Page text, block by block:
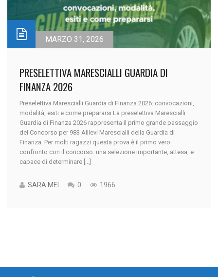
MARZO 31, 2026
PRESELETTIVA MARESCIALLI GUARDIA DI
FINANZA 2026
Preselettiva Marescialli Guardia di Finanza 2026: convocazioni,
modalità, esiti e come prepararsi La preselettiva Marescialli
Guardia di Finanza 2026 rappresenta il primo grande passaggio
del Concorso per 983 Allievi Marescialli della Guardia di
Finanza. Per molti ragazzi questa prova è il primo vero
confronto con il concorso: una selezione importante, attesa, e
capace di determinare [...]
SARA MEI 0 1966